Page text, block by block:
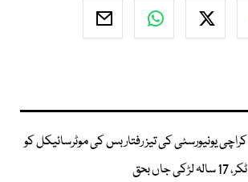
کراچی یونیورسٹی کی تیز رفتار بس کی موٹرسائیکل کو
ٹکر، 17 سالہ لڑکی جاں بحق